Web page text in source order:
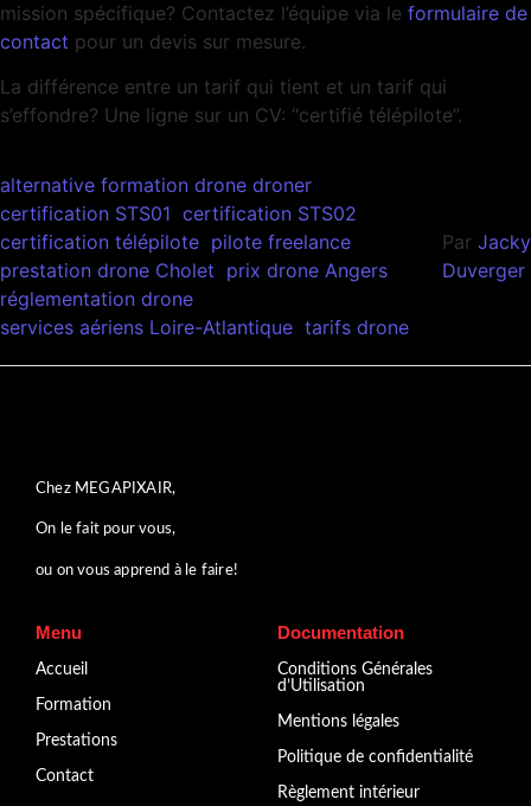
mission spécifique? Contactez l’équipe via le formulaire de
contact pour un devis sur mesure.
La différence entre un tarif qui tient et un tarif qui
s’effondre? Une ligne sur un CV: “certifié télépilote”.
alternative formation drone droner
certification STS01 certification STS02
certification télépilote pilote freelance
prestation drone Cholet prix drone Angers
réglementation drone
services aériens Loire-Atlantique tarifs drone
Par Jacky
Duverger
Chez MEGAPIXAIR,
On le fait pour vous,
ou on vous apprend à le faire!
Menu
Accueil
Formation
Prestations
Contact
Documentation
Conditions Générales
d’Utilisation
Mentions légales
Politique de confidentialité
Règlement intérieur